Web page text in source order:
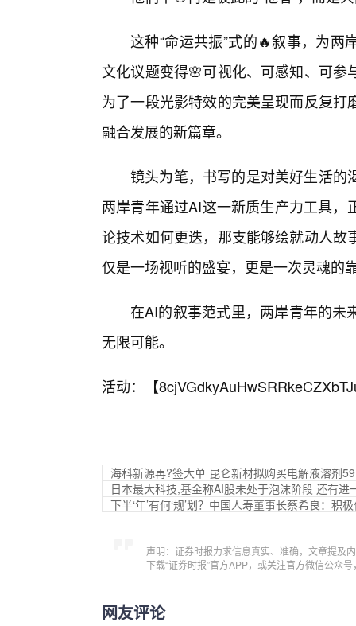
这种“命运共振”式的🔥叙事，为
文化议题变得🌸可视化、可感知、可
为了一段光影特效的完美呈现而反复
融合发展的新篇章。
镜头为笔，书写的是对美好生活的
两岸青年通过AI这一新质生产力工具
论技术如何更迭，那支能够绘就动人
仅是一场视听的盛宴，更是一次灵魂的
在AI的叙事范式里，两岸青年的未
无限可能。
活动：【
海科新源再?签大单 昆仑新材拟购买电解液溶剂
日本最大科技,基金称AI股未处于泡沫阶段 还有进
下半‘年’有何‘规’划？中国人寿董事长蔡希良：积
声明：证券时报力求信息真实、准确，文章提及
下载“证券时报”官方APP，或关注官方微信公众
网友评论